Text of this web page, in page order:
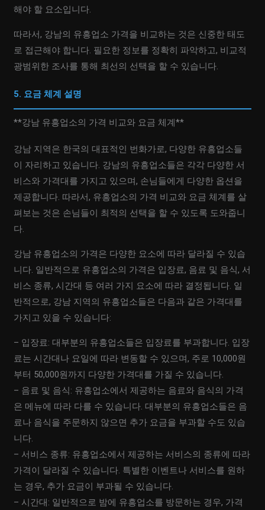
해야 할 요소입니다.
따라서, 강남의 유흥업소 가격을 비교하는 것은 신중한 태도
로 접근해야 합니다. 필요한 정보를 정확히 파악하고, 비교적
광범위한 조사를 통해 최선의 선택을 할 수 있습니다.
5. 요금 체계 설명
**강남 유흥업소의 가격 비교와 요금 체계**
강남 지역은 한국의 대표적인 번화가로, 다양한 유흥업소들
이 자리하고 있습니다. 강남의 유흥업소들은 각각 다양한 서
비스와 가격대를 가지고 있으며, 손님들에게 다양한 옵션을
제공합니다. 따라서, 유흥업소의 가격 비교와 요금 체계를 살
펴보는 것은 손님들이 최적의 선택을 할 수 있도록 도와줍니
다.
강남 유흥업소의 가격은 다양한 요소에 따라 달라질 수 있습
니다. 일반적으로 유흥업소의 가격은 입장료, 음료 및 음식, 서
비스 종류, 시간대 등 여러 가지 요소에 따라 결정됩니다. 일
반적으로, 강남 지역의 유흥업소들은 다음과 같은 가격대를
가지고 있을 수 있습니다:
– 입장료: 대부분의 유흥업소들은 입장료를 부과합니다. 입장
료는 시간대나 요일에 따라 변동할 수 있으며, 주로 10,000원
부터 50,000원까지 다양한 가격대를 가질 수 있습니다.
– 음료 및 음식: 유흥업소에서 제공하는 음료와 음식의 가격
은 메뉴에 따라 다를 수 있습니다. 대부분의 유흥업소들은 음
료나 음식을 주문하지 않으면 추가 요금을 부과할 수도 있습
니다.
– 서비스 종류: 유흥업소에서 제공하는 서비스의 종류에 따라
가격이 달라질 수 있습니다. 특별한 이벤트나 서비스를 원하
는 경우, 추가 요금이 부과될 수 있습니다.
– 시간대: 일반적으로 밤에 유흥업소를 방문하는 경우, 가격